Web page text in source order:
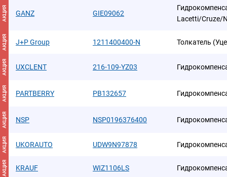
АКЦИЯ GANZ GIE09062
Lacetti/Cruze/
АКЦИЯ J+P Group 1211400400-N Толкатель
АКЦИЯ UXCLENT 216-109-YZ03
АКЦИЯ PARTBERRY PB132657
АКЦИЯ NSP NSP0196376400
АКЦИЯ UKORAUTO UDW9N97878
АКЦИЯ KRAUF WIZ1106LS